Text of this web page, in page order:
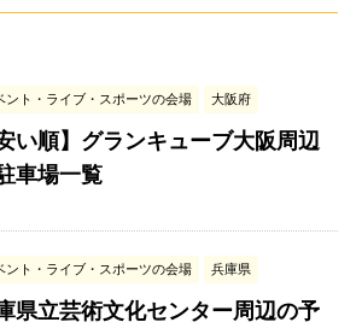
ント・ライブ・スポーツの会場 大阪府
安い順】グランキューブ大阪周辺
車場一覧
ント・ライブ・スポーツの会場 兵庫県
県立芸術文化センター周辺の予